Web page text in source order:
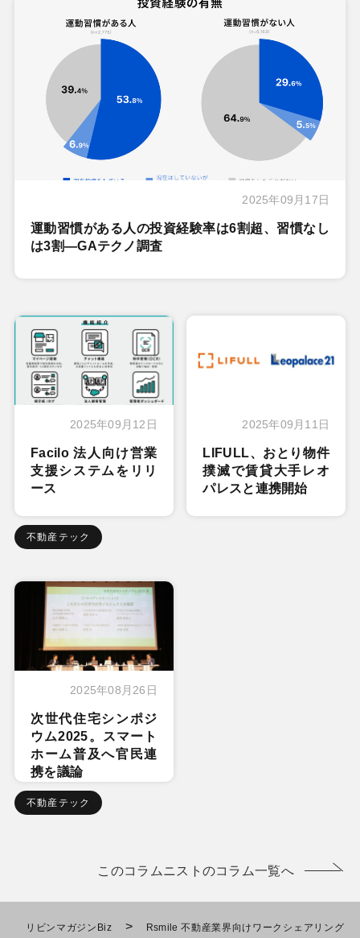
2025年09月17日
運動習慣がある人の投資経験率は6割超、習慣なし
は3割―GAテクノ調査
2025年09月12日
Facilo 法人向け営業
支援システムをリリ
ース
不動産テック
2025年09月11日
LIFULL、おとり物件
撲滅で賃貸大手レオ
パレスと連携開始
2025年08月26日
次世代住宅シンポジ
ウム2025。スマート
ホーム普及へ官民連
携を議論
不動産テック
このコラムニストのコラム一覧へ
リビンマガジンBiz > Rsmile 不動産業界向けワークシェアリング